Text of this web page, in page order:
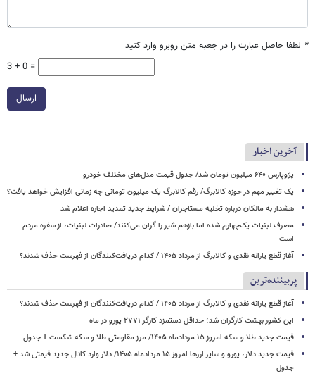
* لطفا حاصل عبارت را در جعبه متن روبرو وارد کنید
3 + 0 =
ارسال
آخرین اخبار
پژوپارس ۶۴۰ میلیون تومان شد/ جدول قیمت مدل‌های مختلف خودرو
یک تغییر مهم در حوزه کالابرگ/ رقم کالابرگ یک میلیون تومانی چه زمانی افزایش خواهد یافت؟
هشدار به مالکان درباره تخلیه مستاجران / شرایط جدید تمدید اجاره اعلام شد
مصرف لبنیات یک‌چهارم شده اما بازهم شیر را گران می‌کنند/ صادرات لبنیات، از سفره مردم
است
آغاز قطع یارانه نقدی و کالابرگ از مرداد ۱۴۰۵ / کدام دریافت‌کنندگان از فهرست حذف شدند؟
پربیننده‌ترین
آغاز قطع یارانه نقدی و کالابرگ از مرداد ۱۴۰۵ / کدام دریافت‌کنندگان از فهرست حذف شدند؟
این کشور بهشت کارگران شد؛ حداقل دستمزد کارگر ۲۷۷۱ یورو در ماه
قیمت جدید طلا و سکه امروز ۱۵ مردادماه ۱۴۰۵/ مرز مقاومتی طلا و سکه شکست + جدول
قیمت جدید دلار، یورو و سایر ارزها امروز ۱۵ مردادماه ۱۴۰۵/ دلار وارد کانال جدید قیمتی شد +
جدول